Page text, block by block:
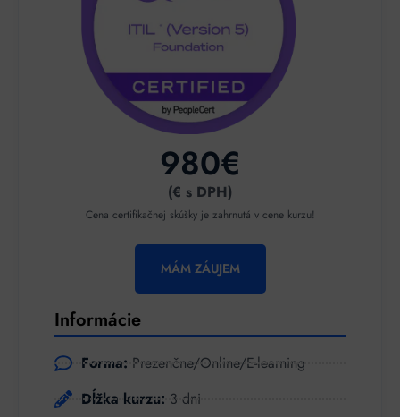
980€
(€ s DPH)
Cena certifikačnej skúšky je zahrnutá v cene kurzu!
MÁM ZÁUJEM
Informácie
Forma: Prezenčne/Online/E-learning
Dĺžka kurzu: 3 dni